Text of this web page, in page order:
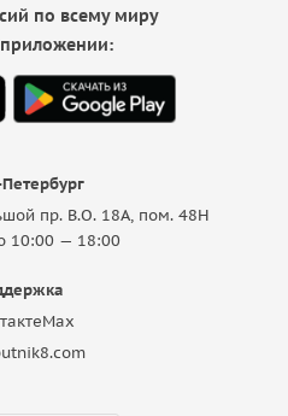
пр. В.О. 18A, пом. 48Н
10:00 — 18:00
Max
по всему миру